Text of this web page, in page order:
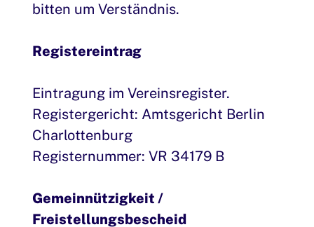
bitten um Verständnis.
Registereintrag
Eintragung im Vereinsregister.
Registergericht: Amtsgericht Berlin
Charlottenburg
Registernummer: VR 34179 B
Gemeinnützigkeit /
Freistellungsbescheid